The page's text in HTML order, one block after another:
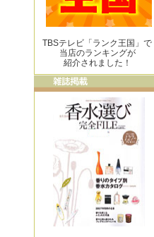
TBSテレビ「ランク王国」で
当店のランキングが
紹介されました！